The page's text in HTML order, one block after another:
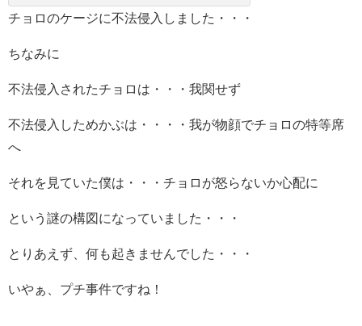
チョロのケージに不法侵入しました・・・
ちなみに
不法侵入されたチョロは・・・我関せず
不法侵入しためかぶは・・・・我が物顔でチョロの特等席
へ
それを見ていた僕は・・・チョロが怒らないか心配に
という謎の構図になっていました・・・
とりあえず、何も起きませんでした・・・
いやぁ、プチ事件ですね！